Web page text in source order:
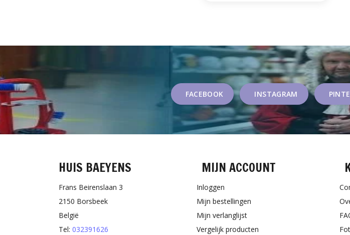
FACEBOOK INSTAGRAM
HUIS BAEYENS
Frans Beirenslaan 3
2150 Borsbeek
België
Tel: 032391626
MIJN ACCOUNT
Inloggen
Mijn bestellingen
Mijn verlanglijst
Vergelijk producten